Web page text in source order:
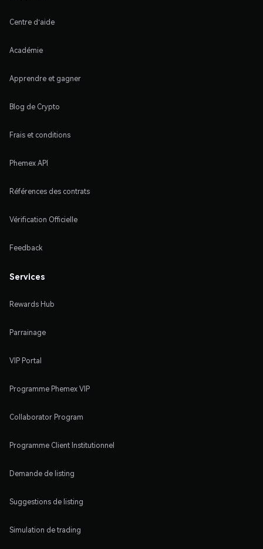
Centre d'aide
Académie
Apprendre et gagner
Blog de Crypto
Frais et conditions
Phemex API
Références des contrats
Vérification Officielle
Feedback
Services
Rewards Hub
Parrainage
VIP Portal
Programme Phemex VIP
Collaborator Program
Programme Client Institutionnel
Demande de listing
Suggestions de listing
Simulation de trading